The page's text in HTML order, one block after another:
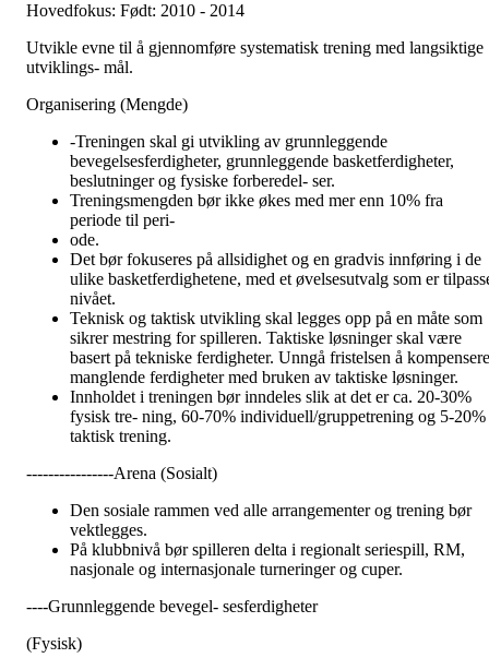
Hovedfokus: Født: 2010 - 2014
Utvikle evne til å gjennomføre systematisk trening med langsiktige
utviklings- mål.
Organisering (Mengde)
-Treningen skal gi utvikling av grunnleggende
bevegelsesferdigheter, grunnleggende basketferdigheter,
beslutninger og fysiske forberedel- ser.
Treningsmengden bør ikke økes med mer enn 10% fra
periode til peri-
ode.
Det bør fokuseres på allsidighet og en gradvis innføring i de
ulike basketferdighetene, med et øvelsesutvalg som er
nivået.
Teknisk og taktisk utvikling skal legges opp på en måte som
sikrer mestring for spilleren. Taktiske løsninger skal være
basert på tekniske ferdigheter. Unngå fristelsen å kompensere
manglende ferdigheter med bruken av taktiske løsninger.
Innholdet i treningen bør inndeles slik at det er ca. 20-30%
fysisk tre- ning, 60-70% individuell/gruppetrening og 5-20%
taktisk trening.
----------------Arena (Sosialt)
Den sosiale rammen ved alle arrangementer og trening bør
vektlegges.
På klubbnivå bør spilleren delta i regionalt seriespill, RM,
nasjonale og internasjonale turneringer og cuper.
----Grunnleggende bevegel- sesferdigheter
(Fysisk)